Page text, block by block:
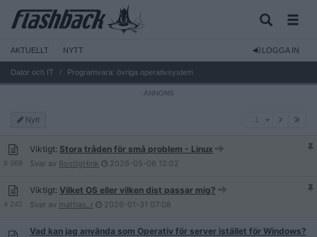
AKTUELLT NYTT LOGGA IN
Dator och IT Programvara: övriga operativsystem
Nytt
8 368
Viktigt: Stora tråden för små problem - Linux
Svar av RostigHink 2026-05-06 12:02
4 242
Viktigt: Vilket OS eller vilken dist passar mig?
Svar av mattias_r 2026-01-31 07:08
Vad kan jag använda som Operativ för server istället för Windows?